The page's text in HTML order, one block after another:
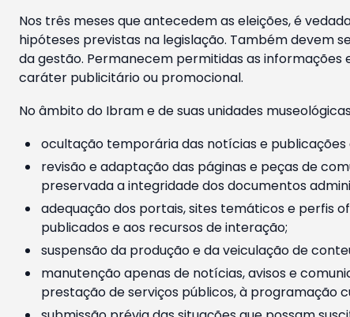
Nos três meses que antecedem as eleições, é
hipóteses previstas na legislação. Também devem
da gestão. Permanecem permitidas as
caráter publicitário ou promocional.
No âmbito do Ibram e de suas unidades
ocultação temporária das notícias e
revisão e adaptação das páginas e peças de
preservada a integridade dos documentos
adequação dos portais, sites temáticos e perfis
publicados e aos recursos de interação;
suspensão da produção e da veiculação de
manutenção apenas de notícias, avisos e
prestação de serviços públicos, à programação